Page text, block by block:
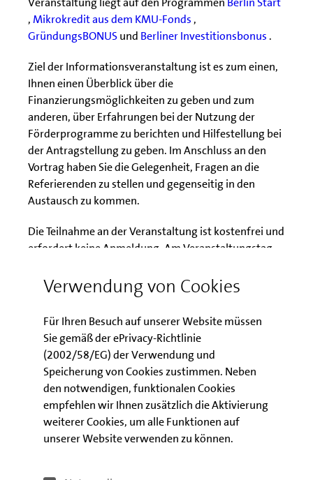
Verwendung von Cookies
Für Ihren Besuch auf unserer Website müssen
Sie gemäß der ePrivacy-Richtlinie
(2002/58/EG) der Verwendung und
Speicherung von Cookies zustimmen. Neben
den notwendigen, funktionalen Cookies
empfehlen wir Ihnen zusätzlich die Aktivierung
weiterer Cookies, um alle Funktionen auf
unserer Website verwenden zu können.
,Mikrokredit aus dem KMU-Fonds ,
GründungsBONUSund Berliner Investitionsbonus .
Ziel der Informationsveranstaltung ist es zum einen,
Ihnen einen Überblick über die
Finanzierungsmöglichkeiten zu geben und zum
anderen, über Erfahrungen bei der Nutzung der
Förderprogramme zu berichten und Hilfestellung bei
der Antragstellung zu geben. Im Anschluss an den
Vortrag haben Sie die Gelegenheit, Fragen an die
Referierenden zu stellen und gegenseitig in den
Austausch zu kommen.
Die Teilnahme an der Veranstaltung ist kostenfrei und
erfordert keine Anmeldung. Am Veranstaltungstag
Sie dazu dem Leitfaden, den Sie im Bereich
Download der
Veranstaltungsunterlagen
Leitfaden zur digitalen WebEx
Veranstaltung